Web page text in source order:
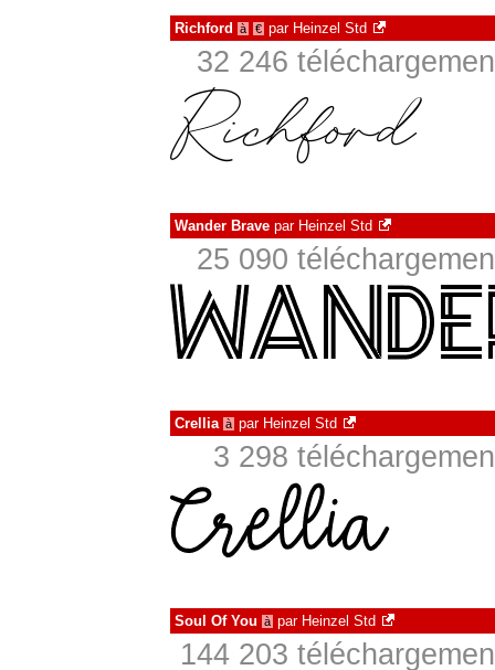
Richford à € par Heinzel Std
32 246
Wander Brave par Heinzel Std
25 090
Crellia à par Heinzel Std
3 298
Soul Of You à par Heinzel Std
144 203